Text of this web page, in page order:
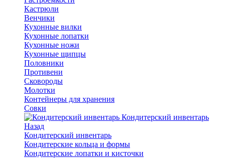
Кастрюли
Венчики
Кухонные вилки
Кухонные лопатки
Кухонные ножи
Кухонные щипцы
Половники
Противени
Сковороды
Молотки
Контейнеры для хранения
Совки
Кондитерский инвентарь
Назад
Кондитерский инвентарь
Кондитерские кольца и формы
Кондитерские лопатки и кисточки